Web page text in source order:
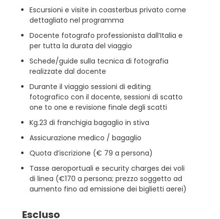
Escursioni e visite in coasterbus privato come
dettagliato nel programma
Docente fotografo professionista dall’Italia e
per tutta la durata del viaggio
Schede/guide sulla tecnica di fotografia
realizzate dal docente
Durante il viaggio sessioni di editing
fotografico con il docente, sessioni di scatto
one to one e revisione finale degli scatti
Kg.23 di franchigia bagaglio in stiva
Assicurazione medico / bagaglio
Quota d’iscrizione (€ 79 a persona)
Tasse aeroportuali e security charges dei voli
di linea (€170 a persona; prezzo soggetto ad
aumento fino ad emissione dei biglietti aerei)
Escluso